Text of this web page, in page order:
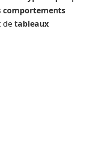
comportements
detableaux